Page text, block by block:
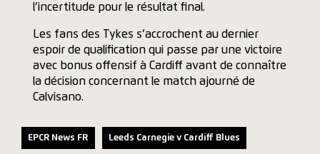
l’incertitude pour le résultat final.
Les fans des Tykes s’accrochent au dernier
espoir de qualification qui passe par une victoire
avec bonus offensif à Cardiff avant de connaître
la décision concernant le match ajourné de
Calvisano.
EPCR News FR Leeds Carnegie v Cardiff Blues